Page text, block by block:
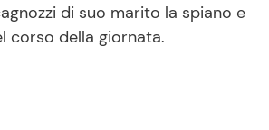
di suo marito la spiano e
corso della giornata.